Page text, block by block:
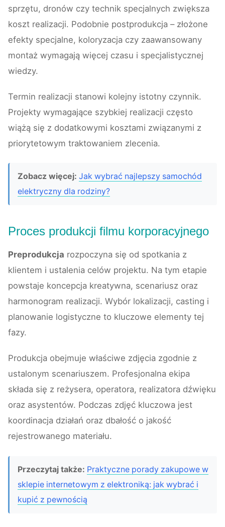
sprzętu, dronów czy technik specjalnych zwiększa
koszt realizacji. Podobnie postprodukcja – złożone
efekty specjalne, koloryzacja czy zaawansowany
montaż wymagają więcej czasu i specjalistycznej
wiedzy.
Termin realizacji stanowi kolejny istotny czynnik.
Projekty wymagające szybkiej realizacji często
wiążą się z dodatkowymi kosztami związanymi z
priorytetowym traktowaniem zlecenia.
Zobacz więcej: Jak wybrać najlepszy samochód
elektryczny dla rodziny?
Proces produkcji filmu korporacyjnego
Preprodukcja rozpoczyna się od spotkania z
klientem i ustalenia celów projektu. Na tym etapie
powstaje koncepcja kreatywna, scenariusz oraz
harmonogram realizacji. Wybór lokalizacji, casting i
planowanie logistyczne to kluczowe elementy tej
fazy.
Produkcja obejmuje właściwe zdjęcia zgodnie z
ustalonym scenariuszem. Profesjonalna ekipa
składa się z reżysera, operatora, realizatora dźwięku
oraz asystentów. Podczas zdjęć kluczowa jest
koordinacja działań oraz dbałość o jakość
rejestrowanego materiału.
Przeczytaj także: Praktyczne porady zakupowe w
sklepie internetowym z elektroniką: jak wybrać i
kupić z pewnością